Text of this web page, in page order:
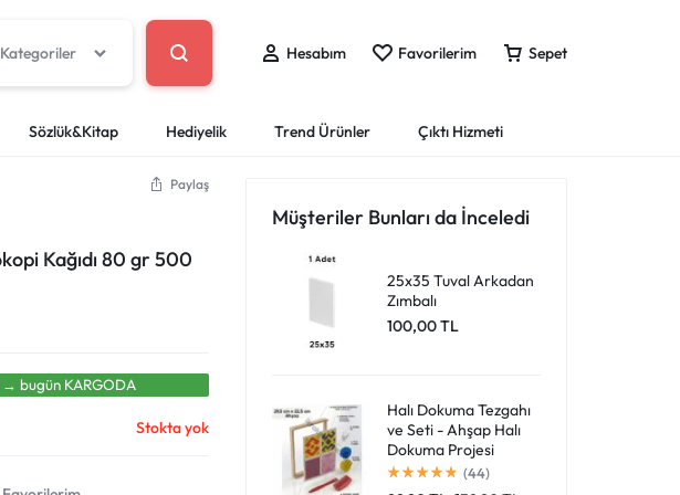
Hesabım
Giriş Yap
Favori Ürünlerim
Sipariş Takibi
Favorilerim Sepet
Çantan boş
Harika fırsatları kaçırmayın! Alışverişe başlayın
veya eklenen ürünleri görüntülemek için oturum
Mağazadaki Yenilikler
Kuru Boyalar
Ofis Kırtasiye
Tahta Kalemi ve Silgileri
Mürekkepler ve Kartuşlar
Masaüstü Organizlerler
Sprey Boyalar
ve Temizleme Kapları Resim Kalemleri
Mataralar
Puzzle Yap-Boz
Sözlük&Kitap
Boyama Kitapları
Hediyelik Trend Ürünler Çıktı Hizmeti
Paylaş
Kağıdı 80 gr 500
bugünKARGODA
Stokta yok
Müşteriler Bunları da İnceledi
25x35 Tuval Arkadan
Zımbalı
100,00TL
Halı Dokuma Tezgahı
ve Seti - Ahşap Halı
Dokuma Projesi
(44)